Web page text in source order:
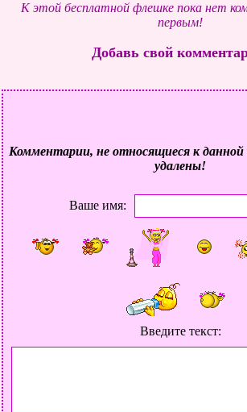
К этой бесплатной флешке пока нет
первым!
Добавь свой
Комментарии, не относящиеся к данной
удалены!
Ваше имя:
Введите текст: